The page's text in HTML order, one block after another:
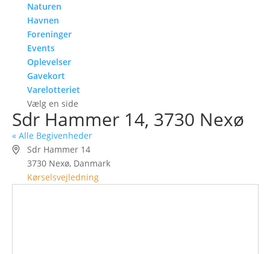
Naturen
Havnen
Foreninger
Events
Oplevelser
Gavekort
Varelotteriet
Vælg en side
Sdr Hammer 14, 3730 Nexø
« Alle Begivenheder
AdresseSdr Hammer 14
3730 Nexø, Danmark
Kørselsvejledning